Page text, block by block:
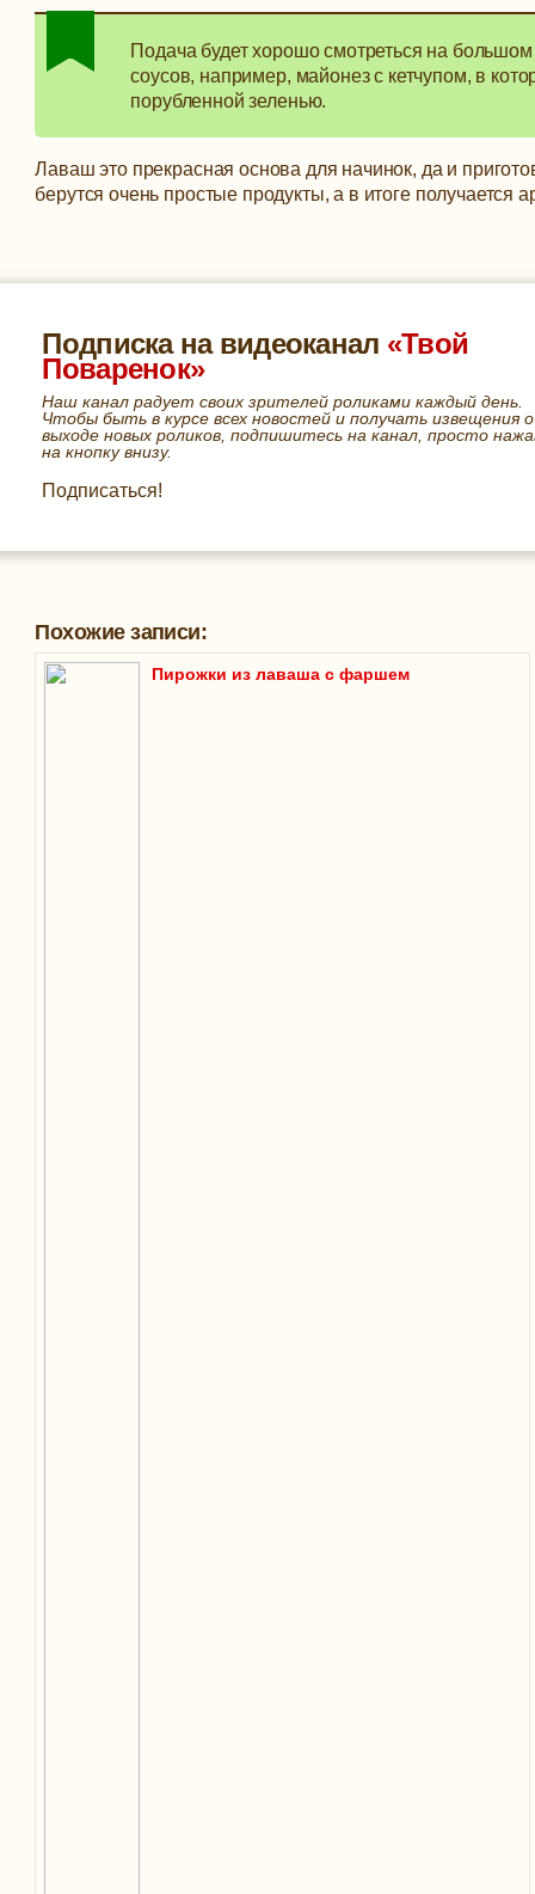
Подача будет хорошо смотреться на
соусов, например, майонез с кетчупом, в
порубленной зеленью.
Лаваш это прекрасная основа для начинок, да и
берутся очень простые продукты, а в итоге получается
Подписка на видеоканал «Твой
Поваренок»
Наш канал радует своих зрителей роликами каждый день.
Чтобы быть в курсе всех новостей и получать извещения о
выходе новых роликов, подпишитесь на канал, просто
на кнопку внизу.
Подписаться!
Похожие записи:
Пирожки из лаваша с фаршем